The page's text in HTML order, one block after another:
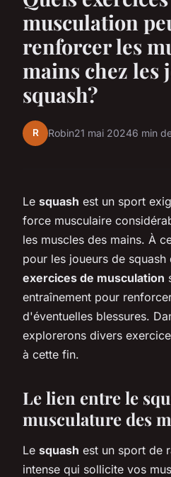
musculation
renforcer les
mains chez les
squash?
R Robin21 mai 20246 min
Le squash est un sport
force musculaire
les muscles des mains. À
pour les joueurs de
exercices de musculation
entraînement pour
d'éventuelles blessures.
explorerons divers
à cette fin.
Le lien entre le
musculature des
Le squash est un sport de
intense qui sollicite vos